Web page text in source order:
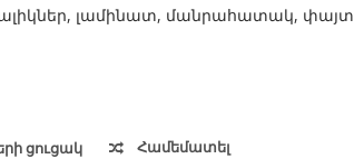
լամինատ, մանրահատակ, փայտ
ցուցակ Համեմատել